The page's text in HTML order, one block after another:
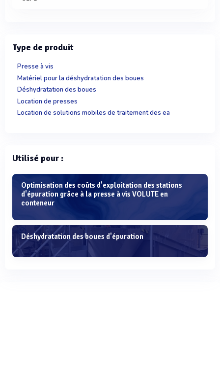
Type de produit
Presse à vis
Matériel pour la déshydratation des boues
Déshydratation des boues
Location de presses
Location de solutions mobiles de traitement des ea
Utilisé pour :
Optimisation des coûts d'exploitation des stations
d'épuration grâce à la presse à vis VOLUTE en
conteneur
Déshydratation des boues d'épuration